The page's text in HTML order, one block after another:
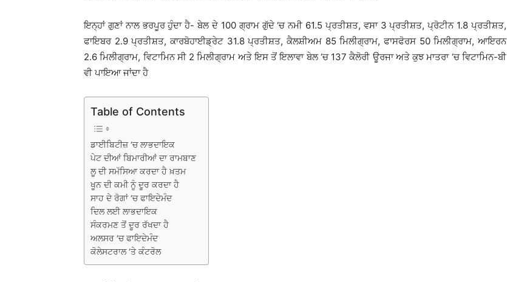
ਇਨ੍ਹਾਂ ਗੁਣਾਂ ਨਾਲ ਭਰਪੂਰ ਹੁੰਦਾ ਹੈ- ਬੇਲ ਦੇ 100 ਗ੍ਰਾਮ ਗੁੱਦੇ ‘ਚ ਨਮੀ 61.5 ਪ੍ਰਤੀਸ਼ਤ, ਵਸਾ 3 ਪ੍ਰਤੀਸ਼ਤ, ਪ੍ਰੋਟੀਨ 1.8 ਪ੍ਰਤੀਸ਼ਤ,
ਫਾਇਬਰ 2.9 ਪ੍ਰਤੀਸ਼ਤ, ਕਾਰਬੋਹਾਈਡ੍ਰੇਟ 31.8 ਪ੍ਰਤੀਸ਼ਤ, ਕੈਲਸ਼ੀਅਮ 85 ਮਿਲੀਗ੍ਰਾਮ, ਫਾਸਫੋਰਸ 50 ਮਿਲੀਗ੍ਰਾਮ, ਆਇਰਨ
2.6 ਮਿਲੀਗ੍ਰਾਮ, ਵਿਟਾਮਿਨ ਸੀ 2 ਮਿਲੀਗ੍ਰਾਮ ਅਤੇ ਇਸ ਤੋਂ ਇਲਾਵਾ ਬੇਲ ‘ਚ 137 ਕੈਲੋਰੀ ਊਰਜਾ ਅਤੇ ਕੁਝ ਮਾਤਰਾ ‘ਚ ਵਿਟਾਮਿਨ-ਬੀ
ਵੀ ਪਾਇਆ ਜਾਂਦਾ ਹੈ
Table of Contents
ਡਾਈਬਿਟੀਜ਼ ‘ਚ ਲਾਭਦਾਇਕ
ਪੇਟ ਦੀਆਂ ਬਿਮਾਰੀਆਂ ਦਾ ਰਾਮਬਾਣ
ਲੂ ਦੀ ਸਮੱਸਿਆ ਕਰਦਾ ਹੈ ਖ਼ਤਮ
ਖੂਨ ਦੀ ਕਮੀ ਨੂੰ ਦੂਰ ਕਰਦਾ ਹੈ
ਸਾਹ ਦੇ ਰੋਗਾਂ ‘ਚ ਫਾਇਦੇਮੰਦ
ਦਿਲ ਲਈ ਲਾਭਦਾਇਕ
ਸੰਕਰਮਣ ਤੋਂ ਦੂਰ ਰੱਖਦਾ ਹੈ
ਅਲਸਰ ‘ਚ ਫਾਇਦੇਮੰਦ
ਕੋਲੇਸਟਰਾਲ ‘ਤੇ ਕੰਟਰੋਲ